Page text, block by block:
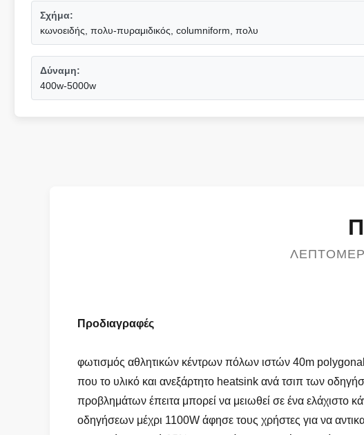
Σχήμα:
κωνοειδής, πολυ-πυραμιδικός, columniform, πολυ
Δύναμη:
400w-5000w
Προδιαγραφές
φωτισμός αθλητικών κέντρων πόλων ιστών 40m
που το υλικό και ανεξάρτητο heatsink ανά τσιπ των
προβλημάτων έπειτα μπορεί να μειωθεί σε ένα
οδηγήσεων μέχρι 1100W άφησε τους χρήστες για να